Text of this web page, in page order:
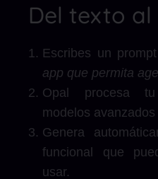
Del texto
Escribes un
app que permita
Opal procesa tu
modelos avanzados
Genera
funcional que
usar.